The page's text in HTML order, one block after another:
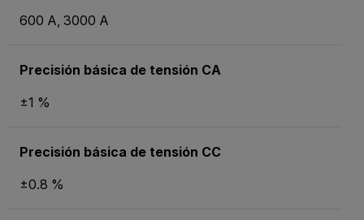
600 A, 3000 A
Precisión básica de tensión CA
±1 %
Precisión básica de tensión CC
±0.8 %